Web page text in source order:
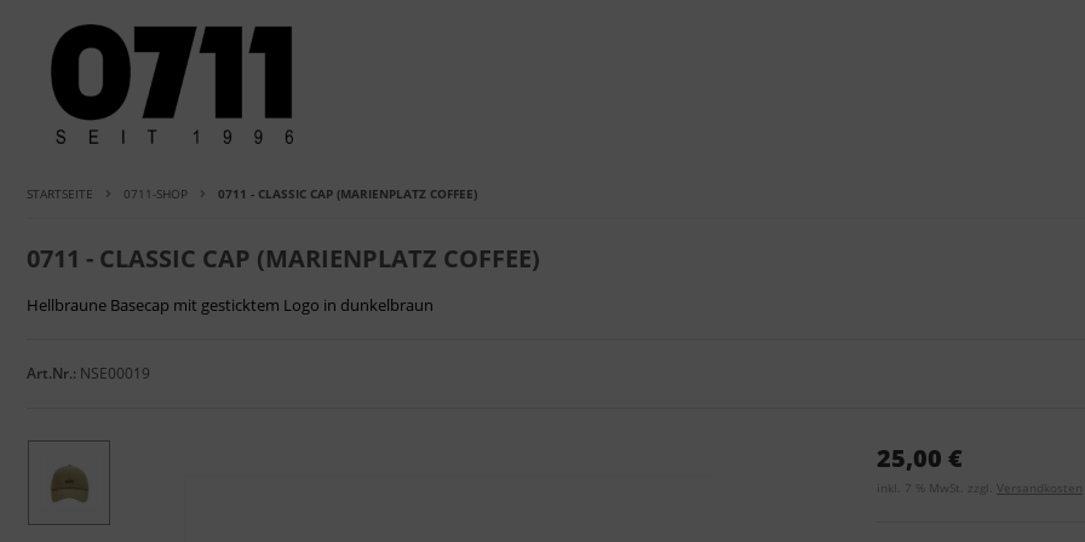
STARTSEITE 0711-SHOP 0711 - CLASSIC CAP (MARIENPLATZ COFFEE)
0711 - CLASSIC CAP (MARIENPLATZ COFFEE)
Hellbraune Basecap mit gesticktem Logo in dunkelbraun
Art.Nr.: NSE00019
25,00 €
inkl. 7 % MwSt. zzgl. Versandkosten